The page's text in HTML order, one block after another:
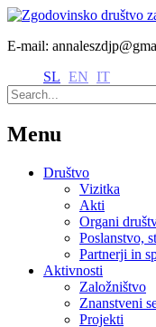
E-mail:
SL EN IT
Menu
Društvo
Vizitka
Akti
Organi
Poslanstvo,
Partnerji in
Aktivnosti
Založništvo
Znanstveni
Projekti